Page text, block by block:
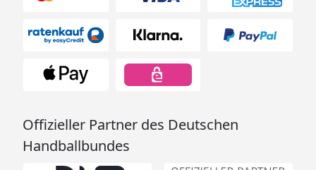
Offizieller Partner des Deutschen
Handballbundes